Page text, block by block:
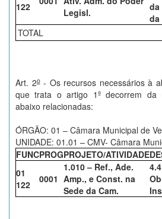
122
Legisl.
da
da
TOTAL
Art. 2o- Os recursos necessários à
que trata o artigo 1º decorrem da
abaixo relacionadas:
ÓRGÃO: 01 – Câmara Municipal de
UNIDADE: 01.01 – CMV- Câmara
FUNCPROGPROJETO/ATIVIDADE
01
122
0001
1.010 – Ref., Ade.
Amp., e Const. na
Sede da Cam.